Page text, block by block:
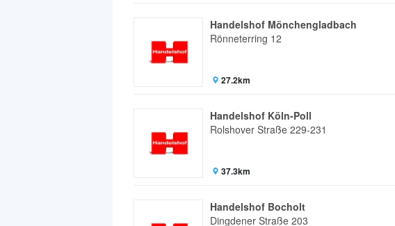
Handelshof Mönchengladbach
Rönneterring 12
27.2km
Handelshof Köln-Poll
Rolshover Straße 229-231
37.3km
Handelshof Bocholt
Dingdener Straße 203